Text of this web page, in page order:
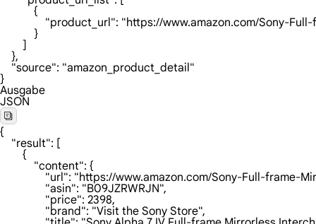
            {
"product_url": "https://
            }
        ]
    },
    "source": "amazon_product_detail"
}
Ausgabe
JSON
{
    "result": [
        {
            "content": {
"url": "https://www.amazon.com/
                "asin": "B09JZRWRJN",
                "price": 2398,
                "brand": "Visit the Sony Store",